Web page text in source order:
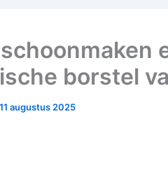
borstel
11 augustus 2025